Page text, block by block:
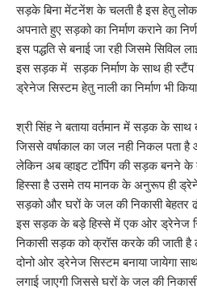
सड़के बिना मेंटनेंश के चलती है इस हेतु लोक
अपनाते हुए सड़को का निर्माण कराने का
इस पद्धति से बनाई जा रही जिसमे सिविल
इस सड़क में सड़क निर्माण के साथ ही
ड्रेनेज सिस्टम हेतु नाली का निर्माण भी
श्री सिंह ने बताया वर्तमान में सड़क के
जिससे वर्षाकाल का जल नही निकल पता है
लेकिन अब व्हाइट टॉपिंग की सड़क बनने के
हिस्सा है उसमे तय मानक के अनुरूप ही
सड़को और घरों के जल की निकासी बेहतर
इस सड़क के बड़े हिस्से में एक ओर ड्रेनेज
निकासी सड़क को क्रॉस करके की जाती है
दोनो ओर ड्रेनेज सिस्टम बनाया जायेगा
लगाई जाएगी जिससे घरों के जल की